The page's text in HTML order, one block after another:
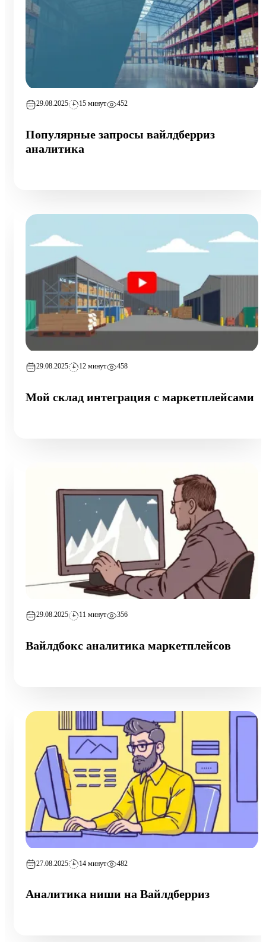
29.08.2025 15 минут 452
Популярные запросы вайлдберриз
аналитика
29.08.2025 12 минут 458
Мой склад интеграция с маркетплейсами
29.08.2025 11 минут 356
Вайлдбокс аналитика маркетплейсов
27.08.2025 14 минут 482
Аналитика ниши на Вайлдберриз